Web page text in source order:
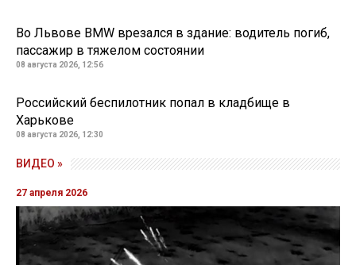
Во Львове BMW врезался в здание: водитель погиб,
пассажир в тяжелом состоянии
08 августа 2026, 12:56
Российский беспилотник попал в кладбище в
Харькове
08 августа 2026, 12:30
ВИДЕО »
27 апреля 2026